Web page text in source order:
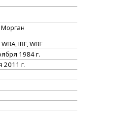
IBF, WBF
1984 г.
2011 г.